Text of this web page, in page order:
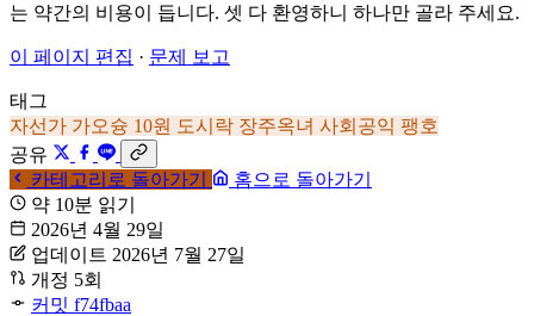
는 약간의 비용이 듭니다. 셋 다 환영하니 하나만 골라 주세요.
이 페이지 편집 · 문제 보고
태그
자선가 가오슝 10원 도시락 장주옥녀 사회공익 팽호
공유
카테고리로 돌아가기
홈으로 돌아가기
약 10분 읽기
2026년 4월 29일
업데이트 2026년 7월 27일
개정 5회
커밋 f74fbaa